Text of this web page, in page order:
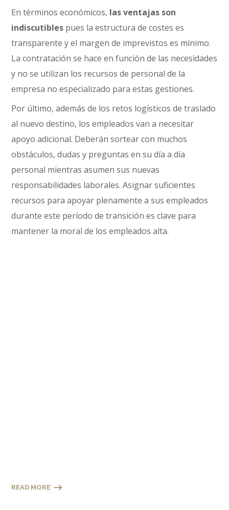
En términos económicos, las ventajas son
indiscutibles pues la estructura de costes es
transparente y el margen de imprevistos es mínimo.
La contratación se hace en función de las necesidades
y no se utilizan los recursos de personal de la
empresa no especializado para estas gestiones.
Por último, además de los retos logísticos de traslado
al nuevo destino, los empleados van a necesitar
apoyo adicional. Deberán sortear con muchos
obstáculos, dudas y preguntas en su día a día
personal mientras asumen sus nuevas
responsabilidades laborales. Asignar suficientes
recursos para apoyar plenamente a sus empleados
durante este período de transición es clave para
mantener la moral de los empleados alta.
READ MORE